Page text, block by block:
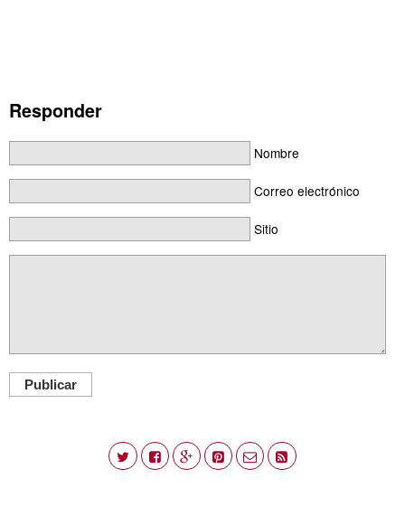
Responder
Nombre
Correo electrónico
Sitio
Publicar